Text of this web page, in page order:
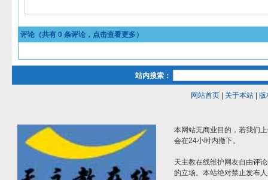
评论（共有 0 条评论，点击查看更多）
站内搜索：
网站首页| 关于本站| 版
本网站无商业目的，若我们
会在24小时内撤下。
天主教在线维护网友自由评
的立场。本站绝对禁止发布